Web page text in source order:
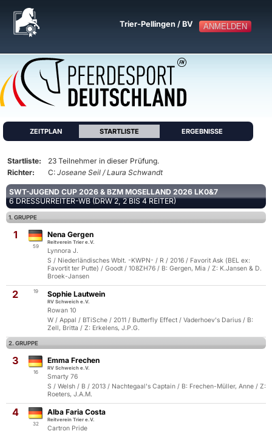
ANMELDEN
Trier-Pellingen / BV
ZEITPLAN STARTLISTE ERGEBNISSE
Startliste:
23 Teilnehmer in dieser Prüfung.
Richter:
C: Joseane Seil / Laura Schwandt
SWT-JUGEND CUP 2026 & BZM MOSELLAND 2026 LK0&7
6 DRESSURREITER-WB (DRW 2, 2 BIS 4 REITER)
1. GRUPPE
1
59
Nena Gergen
Reitverein Trier e.V.
Lynnora J.
S / Niederländisches Wblt. -KWPN- / R / 2016 / Favorit Ask (BEL ex:
Favortit ter Putte) / Goodt / 108ZH76 / B: Gergen, Mia / Z: K.Jansen & D.
Broek-Jansen
2 19 Sophie Lautwein
RV Schweich e.V.
Rowan 10
W / Appal / BTiSche / 2011 / Butterfly Effect / Vaderhoev's Darius / B:
Zell, Britta / Z: Erkelens, J.P.G.
2. GRUPPE
3
16
Emma Frechen
RV Schweich e.V.
Smarty 76
S / Welsh / B / 2013 / Nachtegaal's Captain / B: Frechen-Müller, Anne / Z:
Roeters, J.A.M.
4
32
Alba Faria Costa
Reitverein Trier e.V.
Cartron Pride